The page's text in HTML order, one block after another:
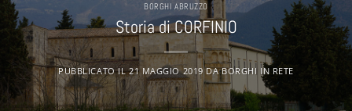
BORGHI ABRUZZO
Storia di CORFINIO
PUBBLICATO IL21 MAGGIO 2019 DABORGHI IN RETE